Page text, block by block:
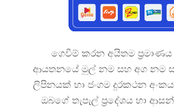
ගෙවීම් කරන අයිතම
ආයතනයේ මුල් නම සහ අග නම
ලිපිනයක් හා ජංගම දුරකථන
ඔබගේ තැපැල් ප්‍රදේශය හා